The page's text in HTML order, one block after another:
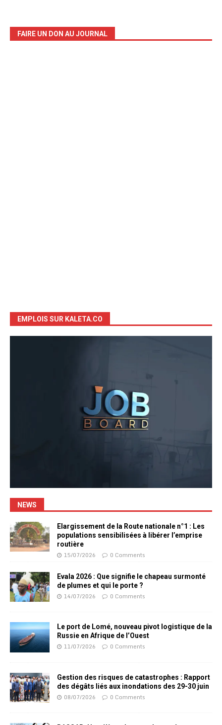
FAIRE UN DON AU JOURNAL
EMPLOIS SUR KALETA.CO
NEWS
Elargissement de la Route nationale n°1 : Les
populations sensibilisées à libérer l’emprise
routière
15/07/2026 0 Comments
Evala 2026 : Que signifie le chapeau surmonté
de plumes et qui le porte ?
14/07/2026 0 Comments
Le port de Lomé, nouveau pivot logistique de la
Russie en Afrique de l’Ouest
11/07/2026 0 Comments
Gestion des risques de catastrophes : Rapport
des dégâts liés aux inondations des 29-30 juin
08/07/2026 0 Comments